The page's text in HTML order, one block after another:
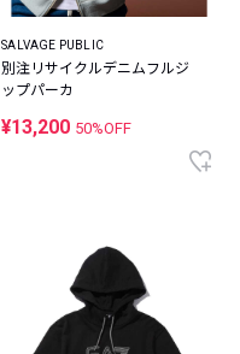
SALVAGE PUBLIC
別注リサイクルデニムフルジ
ップパーカ
¥13,200 50%OFF